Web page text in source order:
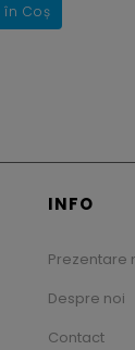
Coș
INFO
Prezentare
Despre noi
Contact